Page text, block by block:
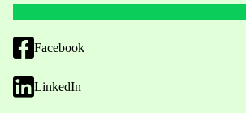
Facebook
LinkedIn